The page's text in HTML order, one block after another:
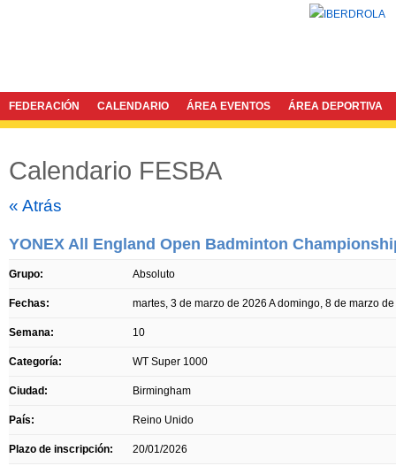
FEDERACIÓN CALENDARIO ÁREA EVENTOS ÁREA DEPORTIVA
Calendario FESBA
« Atrás
YONEX All England Open Badminton
Grupo: Absoluto
Fechas: martes, 3 de marzo de 2026 Adomingo, 8 de marzo
Semana: 10
Categoría: WT Super 1000
Ciudad: Birmingham
País: Reino Unido
Plazo de inscripción: 20/01/2026